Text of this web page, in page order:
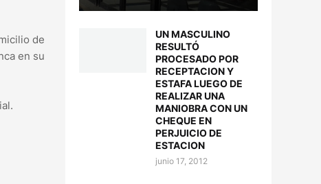
de
en su
UN MASCULINO
RESULTÓ
PROCESADO POR
RECEPTACION Y
ESTAFA LUEGO DE
REALIZAR UNA
MANIOBRA CON UN
CHEQUE EN
PERJUICIO DE
ESTACION
junio 17, 2012